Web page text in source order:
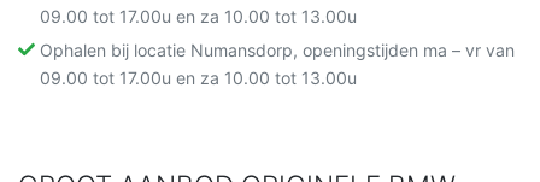
09.00 tot 17.00u en za 10.00 tot 13.00u
Ophalen bij locatie Numansdorp, openingstijden ma – vr van
09.00 tot 17.00u en za 10.00 tot 13.00u